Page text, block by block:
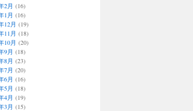
2月 (16)
1月 (16)
12月 (19)
11月 (18)
10月 (20)
9月 (18)
8月 (23)
7月 (20)
6月 (16)
5月 (18)
4月 (19)
3月 (15)